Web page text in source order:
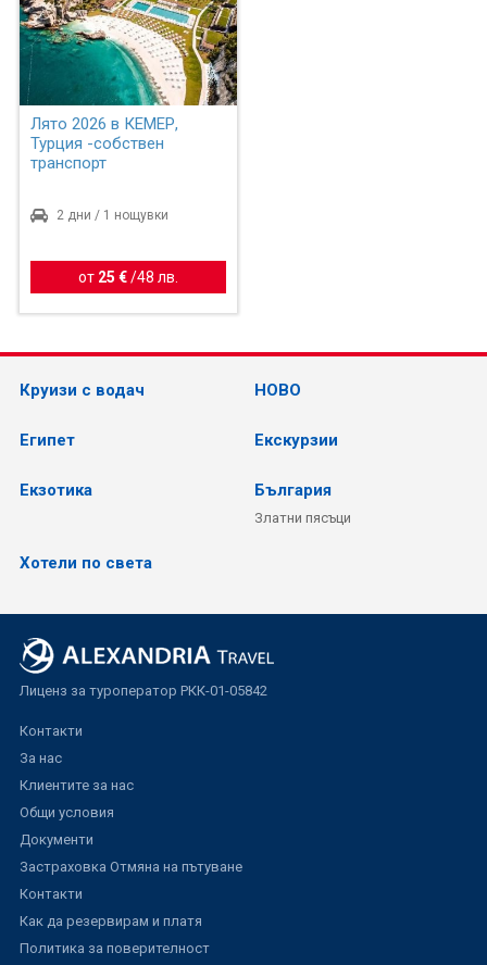
Лято 2026 в КЕМЕР,
Турция -собствен
транспорт
2 дни / 1 нощувки
от 25 € /48 лв.
Круизи с водач НОВО
Египет Екскурзии
Екзотика България
Златни пясъци
Хотели по света
Лиценз за туроператор РКК-01-05842
Контакти
За нас
Клиентите за нас
Общи условия
Документи
Застраховка Отмяна на пътуване
Контакти
Как да резервирам и платя
Политика за поверителност